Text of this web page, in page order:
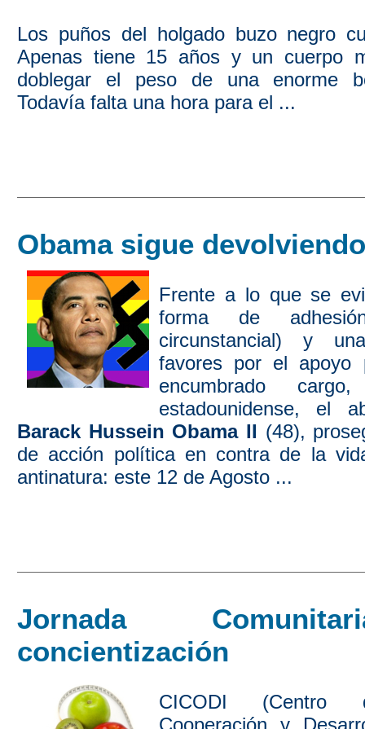
Los puños del holgado buzo negro
Apenas tiene 15 años y un cuerpo
doblegar el peso de una enorme
Todavía falta una hora para el ...
Obama sigue
Frente a lo que se
forma de
circunstancial) y
favores por el apoyo
encumbrado
estadounidense, el
Barack Hussein Obama II (48),
de acción política en contra de la
antinatura: este 12 de Agosto ...
Jornada
concientización
CICODI (Centro
Cooperación y